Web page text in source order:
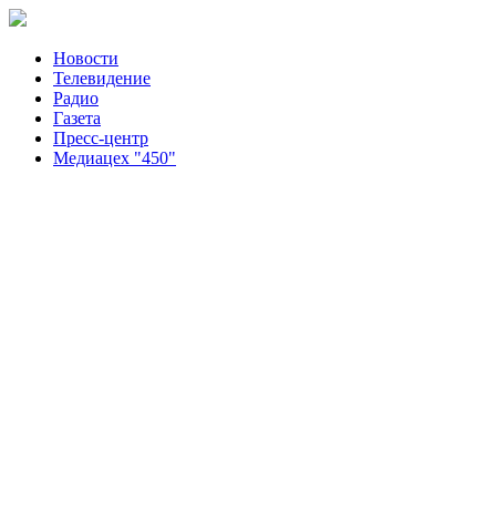
Новости
Телевидение
Радио
Газета
Пресс-центр
Медиацех "450"